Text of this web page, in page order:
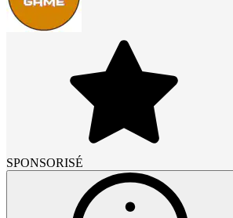
SPONSORISÉ